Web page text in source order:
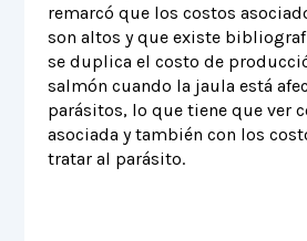
remarcó que los costos
son altos y que existe
se duplica el costo de
salmón cuando la jaula está
parásitos, lo que tiene que ver
asociada y también con los
tratar al parásito.